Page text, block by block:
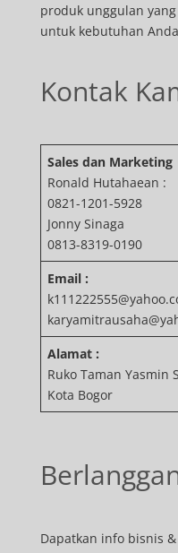
produk unggulan
untuk kebutuhan
Kontak
Sales dan Marketing
Ronald Hutahaean :
0821-1201-5928
Jonny Sinaga
0813-8319-0190
Email :
Alamat :
Ruko Taman Yasmin
Kota Bogor
Dapatkan info bisnis